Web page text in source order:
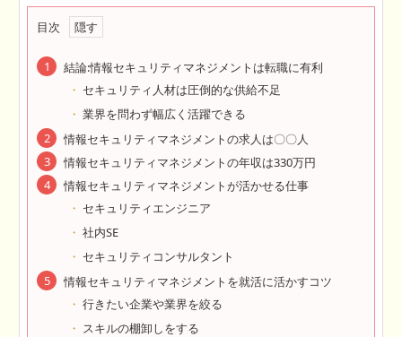
目次
結論:情報セキュリティマネジメントは転職に有利
セキュリティ人材は圧倒的な供給不足
業界を問わず幅広く活躍できる
情報セキュリティマネジメントの求人は〇〇人
情報セキュリティマネジメントの年収は330万円
情報セキュリティマネジメントが活かせる仕事
セキュリティエンジニア
社内SE
セキュリティコンサルタント
情報セキュリティマネジメントを就活に活かすコツ
行きたい企業や業界を絞る
スキルの棚卸しをする